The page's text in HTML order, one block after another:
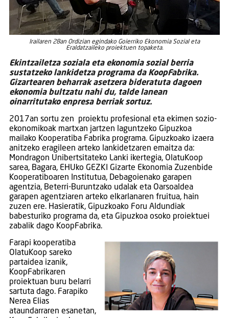
Irailaren 28an Ordizian egindako Goierriko Ekonomia Sozial eta
Eraldatzaileko proiektuen topaketa.
Ekintzailetza soziala eta ekonomia sozial berria
sustatzeko lankidetza programa da KoopFabrika.
Gizartearen beharrak asetzera bideratuta dagoen
ekonomia bultzatu nahi du, talde lanean
oinarritutako enpresa berriak sortuz.
2017an sortu zen proiektu profesional eta ekimen sozio-
ekonomikoak martxan jartzen laguntzeko Gipuzkoa
mailako Kooperatiba Fabrika programa. Gipuzkoako izaera
anitzeko eragileen arteko lankidetzaren emaitza da:
Mondragon Unibertsitateko Lanki ikertegia, OlatuKoop
sarea, Bagara, EHUko GEZKI Gizarte Ekonomia Zuzenbide
Kooperatiboaren Institutua, Debagoienako garapen
agentzia, Beterri-Buruntzako udalak eta Oarsoaldea
garapen agentziaren arteko elkarlanaren fruitua, hain
zuzen ere. Hasieratik, Gipuzkoako Foru Aldundiak
babesturiko programa da, eta Gipuzkoa osoko proiektuei
zabalik dago KoopFabrika.
Farapi kooperatiba
OlatuKoop sareko
partaidea izanik,
KoopFabrikaren
proiektuan buru belarri
sartuta dago. Farapiko
Nerea Elias
ataundarraren esanetan,